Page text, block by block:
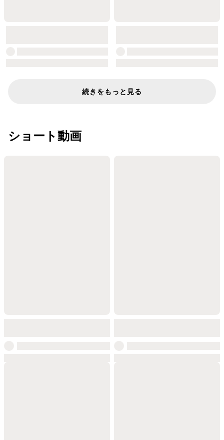
続きをもっと見る
ショート動画